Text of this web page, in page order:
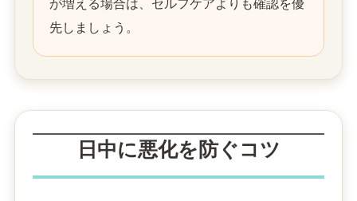
が増える場合は、セルフケアよりも確認を優
先しましょう。
日中に悪化を防ぐコツ